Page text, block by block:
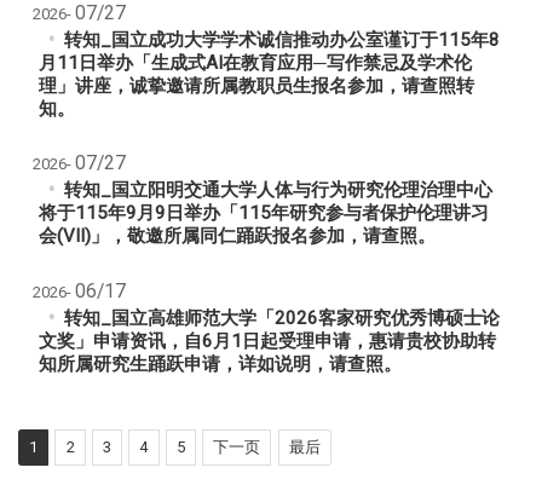
2026- 07/27
转知_国立成功大学学术诚信推动办公室谨订于115年8
月11日举办「生成式AI在教育应用─写作禁忌及学术伦
理」讲座，诚挚邀请所属教职员生报名参加，请查照转
知。
2026- 07/27
转知_国立阳明交通大学人体与行为研究伦理治理中心
将于115年9月9日举办「115年研究参与者保护伦理讲习
会(VII)」，敬邀所属同仁踊跃报名参加，请查照。
2026- 06/17
转知_国立高雄师范大学「2026客家研究优秀博硕士论
文奖」申请资讯，自6月1日起受理申请，惠请贵校协助转
知所属研究生踊跃申请，详如说明，请查照。
1 2 3 4 5 下一页 最后